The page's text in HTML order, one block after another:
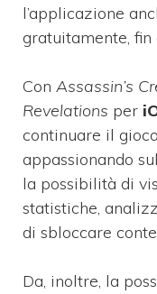
l’applicazione
gratuitamente, fin
Con Assassin’s
Revelations per
continuare il
appassionando
la possibilità di
statistiche,
di sbloccare
Da, inoltre, la